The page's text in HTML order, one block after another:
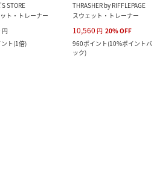
STORE
ト・トレーナー
円
ト(1倍)
THRASHER by RIFFLEPAGE
スウェット・トレーナー
10,560 円 20%OFF
960ポイント(10%ポイントバ
ック)